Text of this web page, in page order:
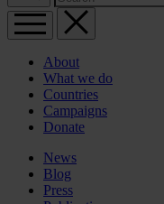
About
What we do
Countries
Campaigns
Donate
News
Blog
Press